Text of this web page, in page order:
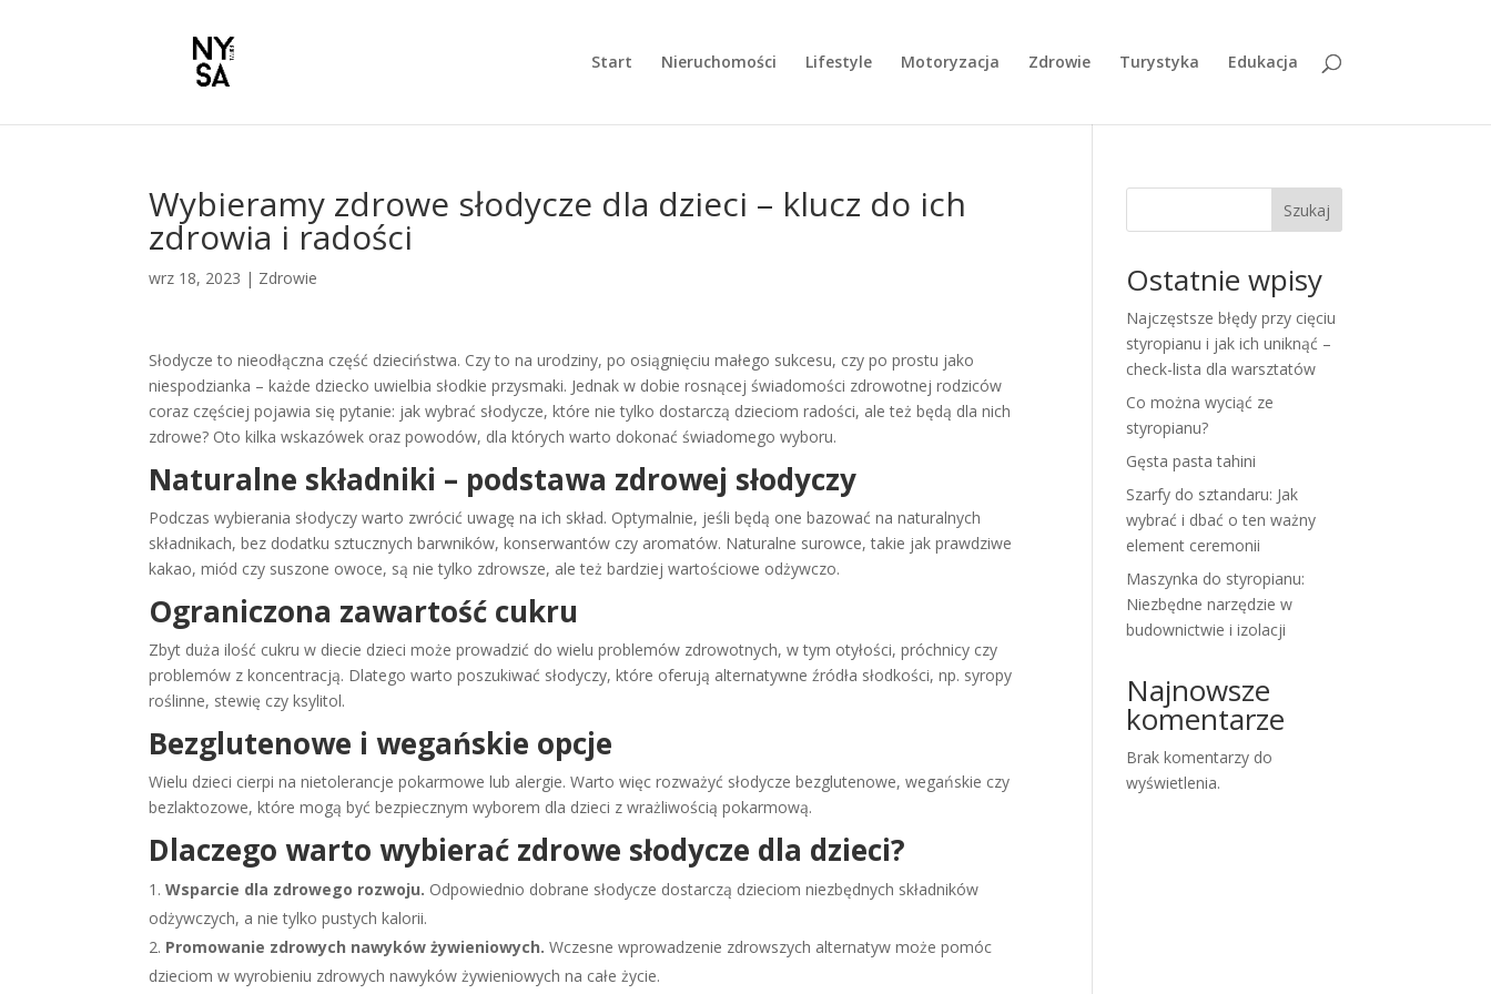
Start Nieruchomości Lifestyle Motoryzacja Zdrowie Turystyka Edukacja
Wybieramy zdrowe słodycze dla dzieci – klucz do ich
zdrowia i radości
wrz 18, 2023 | Zdrowie
Słodycze to nieodłączna część dzieciństwa. Czy to na urodziny, po osiągnięciu małego sukcesu, czy po prostu jako
niespodzianka – każde dziecko uwielbia słodkie przysmaki. Jednak w dobie rosnącej świadomości zdrowotnej rodziców
coraz częściej pojawia się pytanie: jak wybrać słodycze, które nie tylko dostarczą dzieciom radości, ale też będą dla nich
zdrowe? Oto kilka wskazówek oraz powodów, dla których warto dokonać świadomego wyboru.
Naturalne składniki – podstawa zdrowej słodyczy
Podczas wybierania słodyczy warto zwrócić uwagę na ich skład. Optymalnie, jeśli będą one bazować na naturalnych
składnikach, bez dodatku sztucznych barwników, konserwantów czy aromatów. Naturalne surowce, takie jak prawdziwe
kakao, miód czy suszone owoce, są nie tylko zdrowsze, ale też bardziej wartościowe odżywczo.
Ograniczona zawartość cukru
Zbyt duża ilość cukru w diecie dzieci może prowadzić do wielu problemów zdrowotnych, w tym otyłości, próchnicy czy
problemów z koncentracją. Dlatego warto poszukiwać słodyczy, które oferują alternatywne źródła słodkości, np. syropy
roślinne, stewię czy ksylitol.
Bezglutenowe i wegańskie opcje
Wielu dzieci cierpi na nietolerancje pokarmowe lub alergie. Warto więc rozważyć słodycze bezglutenowe, wegańskie czy
bezlaktozowe, które mogą być bezpiecznym wyborem dla dzieci z wrażliwością pokarmową.
Dlaczego warto wybierać zdrowe słodycze dla dzieci?
Wsparcie dla zdrowego rozwoju. Odpowiednio dobrane słodycze dostarczą dzieciom niezbędnych składników
odżywczych, a nie tylko pustych kalorii.
Promowanie zdrowych nawyków żywieniowych. Wczesne wprowadzenie zdrowszych alternatyw może pomóc
dzieciom w wyrobieniu zdrowych nawyków żywieniowych na całe życie.
Szukaj
Ostatnie wpisy
Najczęstsze błędy przy cięciu
styropianu i jak ich uniknąć –
check-lista dla warsztatów
Co można wyciąć ze
styropianu?
Gęsta pasta tahini
Szarfy do sztandaru: Jak
wybrać i dbać o ten ważny
element ceremonii
Maszynka do styropianu:
Niezbędne narzędzie w
budownictwie i izolacji
Najnowsze
komentarze
Brak komentarzy do
wyświetlenia.